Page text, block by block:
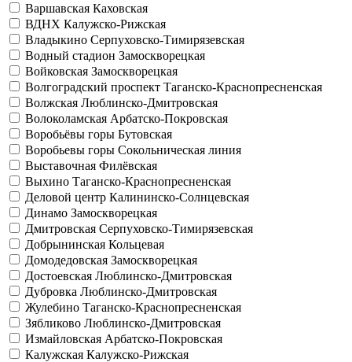
Варшавская Каховская
ВДНХ Калужско-Рижская
Владыкино Серпуховско-Тимирязевская
Водный стадион Замоскворецкая
Войковская Замоскворецкая
Волгоградский проспект Таганско-Краснопресненская
Волжская Люблинско-Дмитровская
Волоколамская Арбатско-Покровская
Воробьёвы горы Бутовская
Воробьевы горы Сокольническая линия
Выставочная Филёвская
Выхино Таганско-Краснопресненская
Деловой центр Калининско-Солнцевская
Динамо Замоскворецкая
Дмитровская Серпуховско-Тимирязевская
Добрынинская Кольцевая
Домодедовская Замоскворецкая
Достоевская Люблинско-Дмитровская
Дубровка Люблинско-Дмитровская
Жулебино Таганско-Краснопресненская
Зябликово Люблинско-Дмитровская
Измайловская Арбатско-Покровская
Калужская Калужско-Рижская